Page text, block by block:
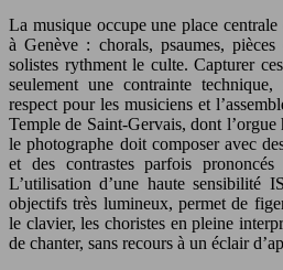
La musique occupe une place centrale
à Genève : chorals, psaumes,
solistes rythment le culte. Capturer
seulement une contrainte
respect pour les musiciens et
Temple de Saint-Gervais, dont
le photographe doit composer avec
et des contrastes parfois
L’utilisation d’une haute sensibilité
objectifs très lumineux, permet de
le clavier, les choristes en pleine
de chanter, sans recours à un éclair